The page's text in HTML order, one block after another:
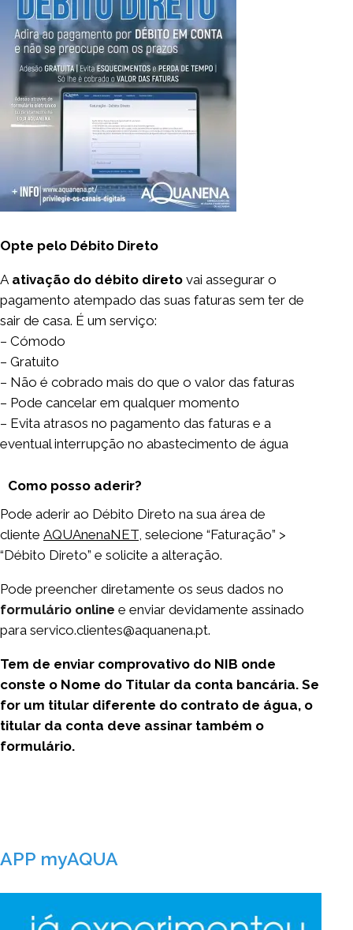
Opte pelo Débito Direto
A ativação do débito direto vai assegurar o
pagamento atempado das suas faturas sem ter de
sair de casa. É um serviço:
– Cómodo
– Gratuito
– Não é cobrado mais do que o valor das faturas
– Pode cancelar em qualquer momento
– Evita atrasos no pagamento das faturas e a
eventual interrupção no abastecimento de água
Como posso aderir?
Pode aderir ao Débito Direto na sua área de
cliente AQUAnenaNET , selecione “Faturação” >
“Débito Direto” e solicite a alteração.
Pode preencher diretamente os seus dados no
formulário online e enviar devidamente assinado
para servico.clientes@aquanena.pt.
Tem de enviar comprovativo do NIB onde
conste o Nome do Titular da conta bancária. Se
for um titular diferente do contrato de água, o
titular da conta deve assinar também o
formulário.
APP myAQUA